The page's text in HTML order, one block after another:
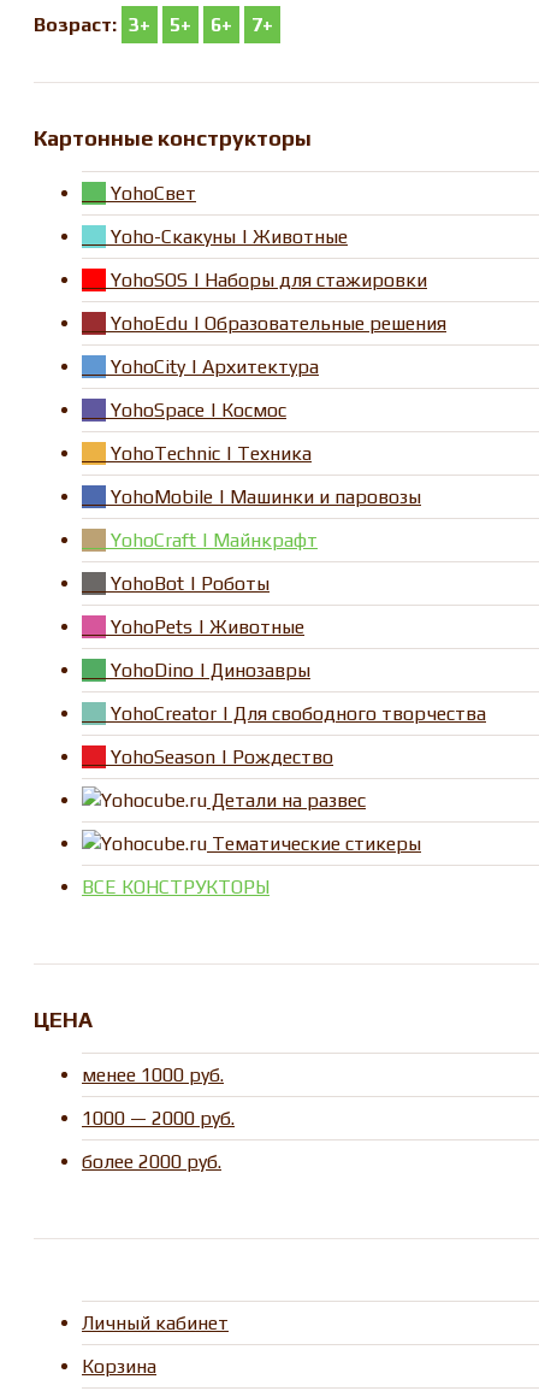
Возраст: 3+ 5+ 6+ 7+
Картонные конструкторы
YohoСвет
Yoho-Скакуны | Животные
YohoSOS | Наборы для стажировки
YohoEdu | Образовательные решения
YohoCity | Архитектура
YohoSpace | Космос
YohoTechnic | Техника
YohoMobile | Машинки и паровозы
YohoCraft | Майнкрафт
YohoBot | Роботы
YohoPets | Животные
YohoDino | Динозавры
YohoCreator | Для свободного творчества
YohoSeason | Рождество
Детали на развес
Тематические стикеры
ВСЕ КОНСТРУКТОРЫ
ЦЕНА
менее 1000 руб.
1000 — 2000 руб.
более 2000 руб.
Личный кабинет
Корзина